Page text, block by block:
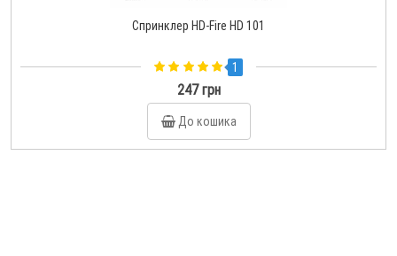
Спринклер HD-Fire HD 101
1
247 грн
До кошика